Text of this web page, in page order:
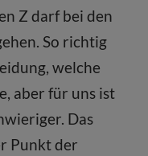
Z darf bei den
So richtig
welche
aber für uns ist
Das
Punkt der